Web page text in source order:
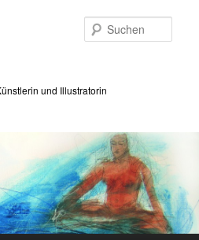
und Illustratorin